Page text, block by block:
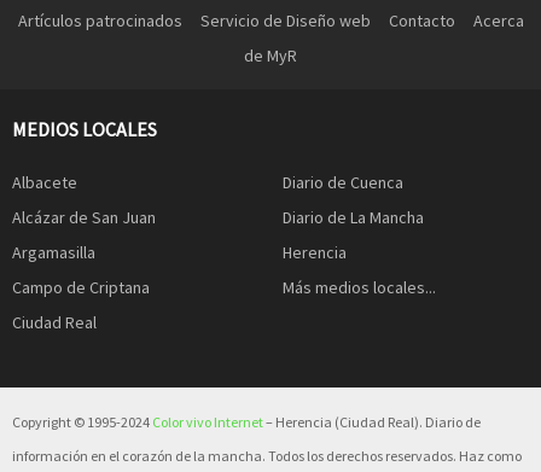
Artículos patrocinados Servicio de Diseño web Contacto
Acerca
de MyR
MEDIOS LOCALES
Albacete
Alcázar de San Juan
Argamasilla
Campo de Criptana
Ciudad Real
Diario de Cuenca
Diario de La Mancha
Herencia
Más medios locales...
Copyright © 1995-2024 Color vivo Internet– Herencia (Ciudad Real). Diario de
información en el corazón de la mancha. Todos los derechos reservados. Haz como